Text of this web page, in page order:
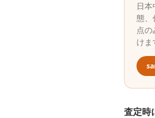
日
態、
点
けま
査定時